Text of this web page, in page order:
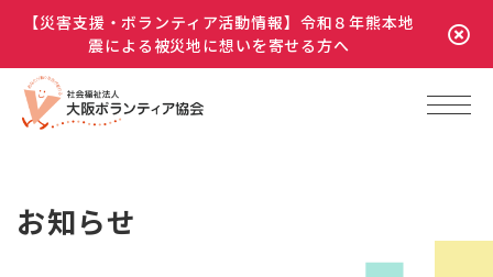
【災害支援・ボランティア活動情報】令和８年熊本地
震による被災地に想いを寄せる方へ
お知らせ